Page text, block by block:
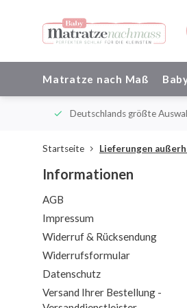
Matratze nach Maß
Deutschlands größte Auswahl
Startseite Lieferungen
Informationen
AGB
Impressum
Widerruf & Rücksendung
Widerrufsformular
Datenschutz
Versand Ihrer Bestellung -